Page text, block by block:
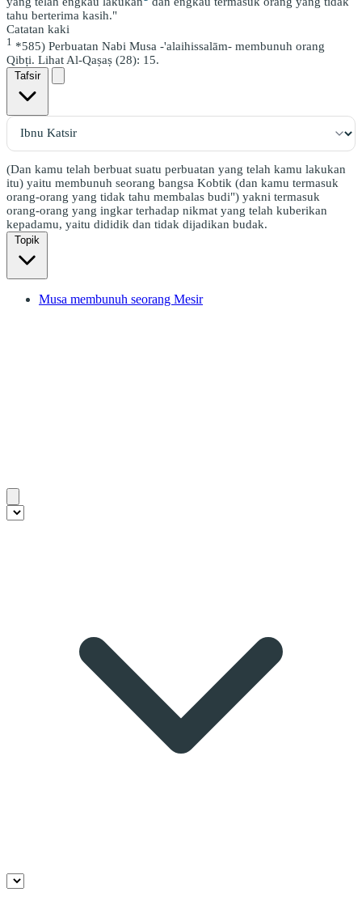
tahu berterima kasih."
Catatan kaki
1 *585) Perbuatan Nabi Musa -'alaihissalām- membunuh orang
Qibṭi. Lihat Al-Qaṣaṣ (28): 15.
Tafsir
(Dan kamu telah berbuat suatu perbuatan yang telah kamu lakukan
itu) yaitu membunuh seorang bangsa Kobtik (dan kamu termasuk
orang-orang yang tidak tahu membalas budi") yakni termasuk
orang-orang yang ingkar terhadap nikmat yang telah kuberikan
kepadamu, yaitu dididik dan tidak dijadikan budak.
Topik
Musa membunuh seorang Mesir